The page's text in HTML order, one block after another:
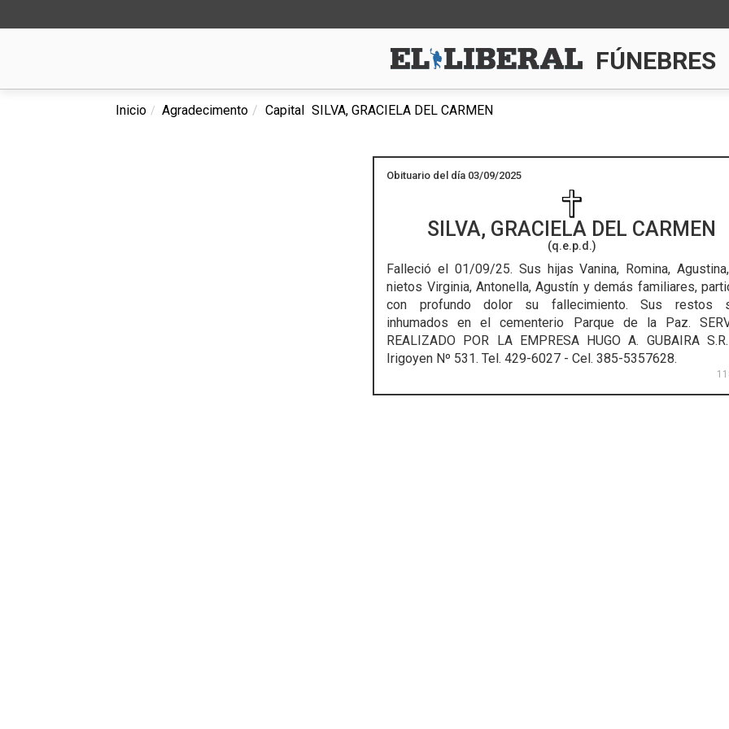
FÚNEBRES
Inicio Agradecimento Capital SILVA, GRACIELA DEL CARMEN
Obituario del día 03/09/2025
SILVA, GRACIELA DEL CARMEN
(q.e.p.d.)
Falleció el 01/09/25. Sus hijas Vanina, Romina,
nietos Virginia, Antonella, Agustín y demás familiares,
con profundo dolor su fallecimiento. Sus restos
inhumados en el cementerio Parque de la Paz.
REALIZADO POR LA EMPRESA HUGO A. GUBAIRA
Irigoyen Nº 531. Tel. 429-6027 - Cel. 385-5357628.